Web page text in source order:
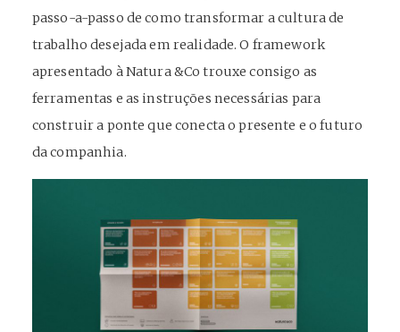
passo-a-passo de como transformar a cultura de
trabalho desejada em realidade. O framework
apresentado à Natura &Co trouxe consigo as
ferramentas e as instruções necessárias para
construir a ponte que conecta o presente e o futuro
da companhia.